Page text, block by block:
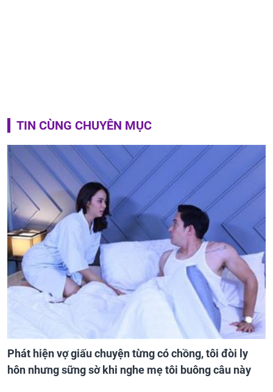
TIN CÙNG CHUYÊN MỤC
Phát hiện vợ giấu chuyện từng có chồng, tôi đòi ly
hôn nhưng sững sờ khi nghe mẹ tôi buông câu này